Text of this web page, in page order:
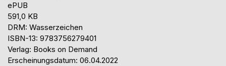
ePUB
591,0 KB
DRM: Wasserzeichen
ISBN-13: 9783756279401
Verlag: Books on Demand
Erscheinungsdatum: 06.04.2022